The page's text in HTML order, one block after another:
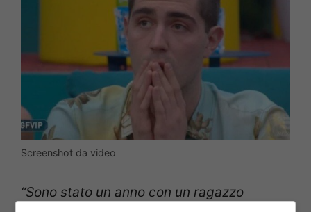
Screenshot da video
“Sono stato un anno con un ragazzo